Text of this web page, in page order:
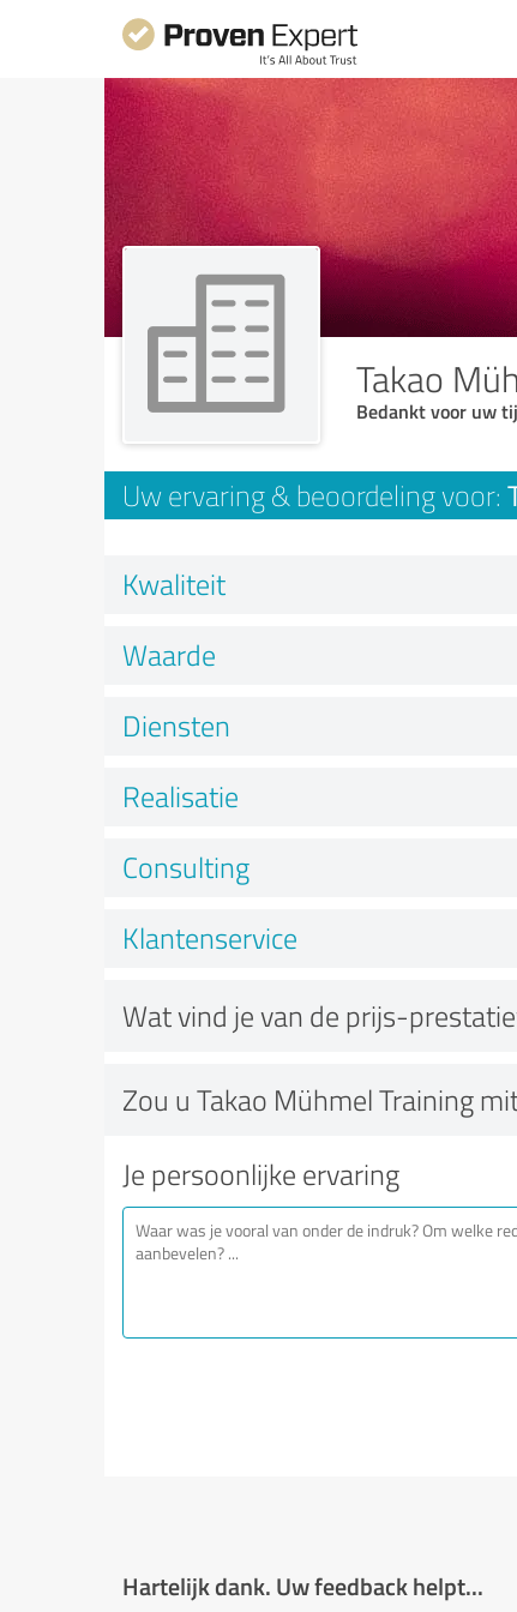
Takao
Bedankt voor uw
Uw ervaring & beoordeling voor:
Kwaliteit
Waarde
Diensten
Realisatie
Consulting
Klantenservice
Wat vind je van de prijs-
Zou u Takao Mühmel Training
Je persoonlijke ervaring
Hartelijk dank. Uw feedback helpt...